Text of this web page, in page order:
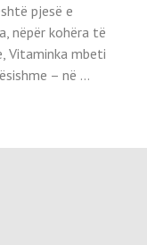
pjesë e
nëpër kohëra të
Vitaminka mbeti
– në …